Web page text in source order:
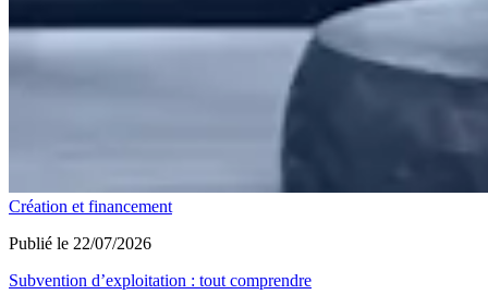
Création et financement
Publié le 22/07/2026
Subvention d’exploitation : tout comprendre